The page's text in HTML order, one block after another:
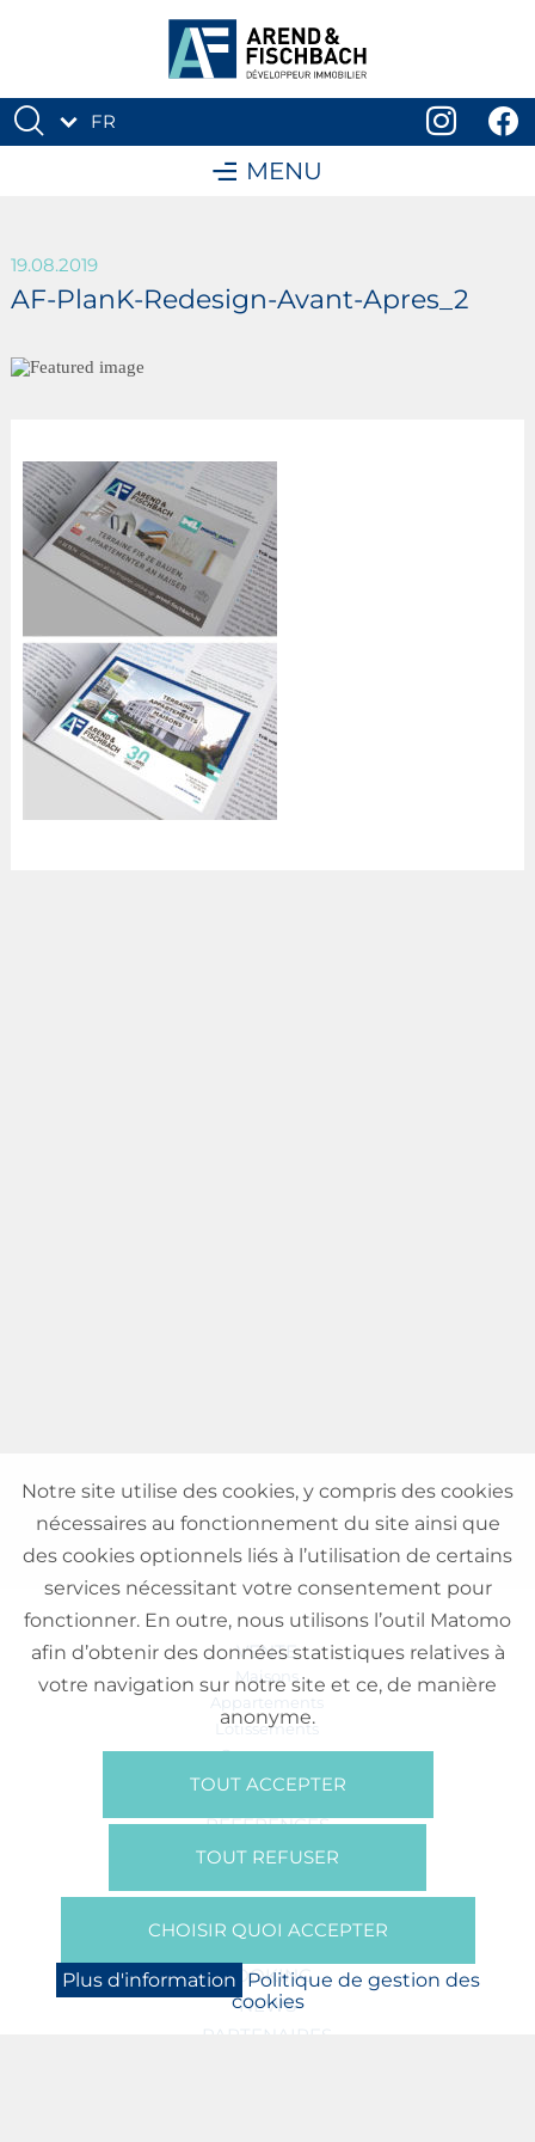
FR
MENU
19.08.2019
AF-PlanK-Redesign-Avant-Apres_2
VENTE
Maisons
Appartements
Lotissements
Commerces
Bureaux
RÉFÉRENCES
SUR NOUS
Presse
BOOKING
NEWS
PARTENAIRES
Notre site utilise des cookies, y compris des cookies
nécessaires au fonctionnement du site ainsi que
des cookies optionnels liés à l’utilisation de certains
services nécessitant votre consentement pour
fonctionner. En outre, nous utilisons l’outil Matomo
afin d’obtenir des données statistiques relatives à
votre navigation sur notre site et ce, de manière
anonyme.
TOUT ACCEPTER
TOUT REFUSER
CHOISIR QUOI ACCEPTER
Plus d'information Politique de gestion des
cookies